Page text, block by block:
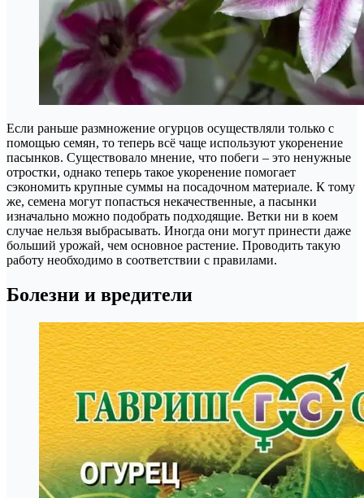
Если раньше размножение огурцов осуществляли только с
помощью семян, то теперь всё чаще используют укоренение
пасынков. Существовало мнение, что побеги – это ненужные
отростки, однако теперь такое укоренение помогает
сэкономить крупные суммы на посадочном материале. К тому
же, семена могут попасться некачественные, а пасынки
изначально можно подобрать подходящие. Ветки ни в коем
случае нельзя выбрасывать. Иногда они могут принести даже
больший урожай, чем основное растение. Проводить такую
работу необходимо в соответствии с правилами.
Болезни и вредители